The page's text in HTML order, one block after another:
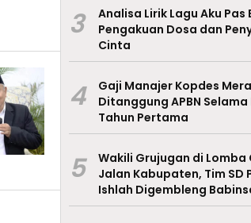
3
Analisa Lirik Lagu Aku Pas
Pengakuan Dosa dan
Cinta
4
Gaji Manajer Kopdes
Ditanggung APBN Selama
Tahun Pertama
5
Wakili Grujugan di Lomba
Jalan Kabupaten, Tim SD
Ishlah Digembleng